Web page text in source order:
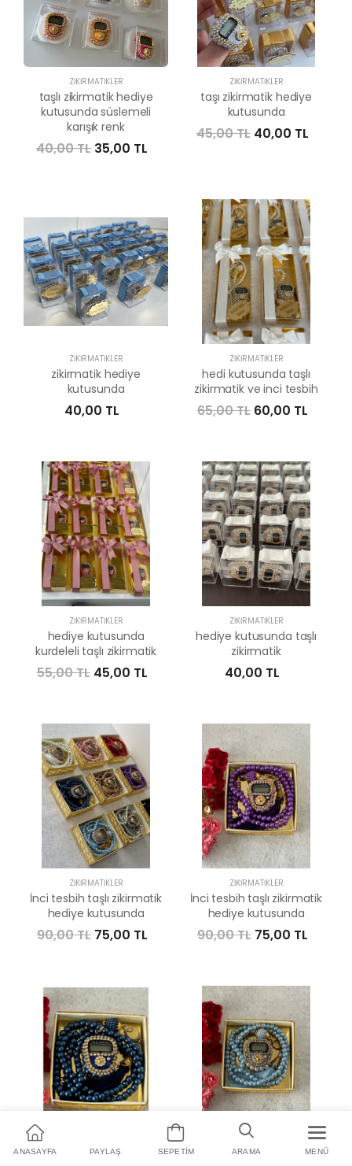
ZIKIRMATIKLER
taşlı zikirmatik hediye
kutusunda süslemeli
karışık renk
40,00 TL 35,00 TL
ZIKIRMATIKLER
taşı zikirmatik hediye
kutusunda
45,00 TL 40,00 TL
ZIKIRMATIKLER
zikirmatik hediye
kutusunda
40,00 TL
ZIKIRMATIKLER
hedi kutusunda taşlı
zikirmatik ve inci tesbih
65,00 TL 60,00 TL
ZIKIRMATIKLER
hediye kutusunda
kurdeleli taşlı zikirmatik
55,00 TL 45,00 TL
ZIKIRMATIKLER
hediye kutusunda taşlı
zikirmatik
40,00 TL
ZIKIRMATIKLER
İnci tesbih taşlı zikirmatik
hediye kutusunda
90,00 TL 75,00 TL
ZIKIRMATIKLER
İnci tesbih taşlı zikirmatik
hediye kutusunda
90,00 TL 75,00 TL
İnci tesbih taşlı zikirmatik
ANASAYFA PAYLAŞ SEPETIM ARAMA MENÜ